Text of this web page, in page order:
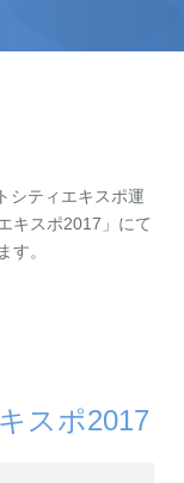
シティエキスポ運
キスポ2017」にて
す。
スポ2017